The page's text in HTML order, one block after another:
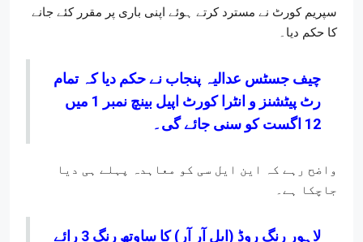
سپریم کورٹ نے مسترد کرتے ہوئے اپنی باری پر مقرر کئے جانے
کا حکم دیا۔
چیف جسٹس عدالیہ پنجاب نے حکم دیا کہ تمام
رٹ پیٹشنز و انٹرا کورٹ اپیل بینچ نمبر 1 میں
12 اگست کو سنی جائے گی۔
واضح رہے کہ این ایل سی کو معاہدہ پہلے ہی دیا
جاچکا ہے۔
لاہور رنگ روڈ (ایل آر آر) کا ساوتھ رنگ 3 رائے